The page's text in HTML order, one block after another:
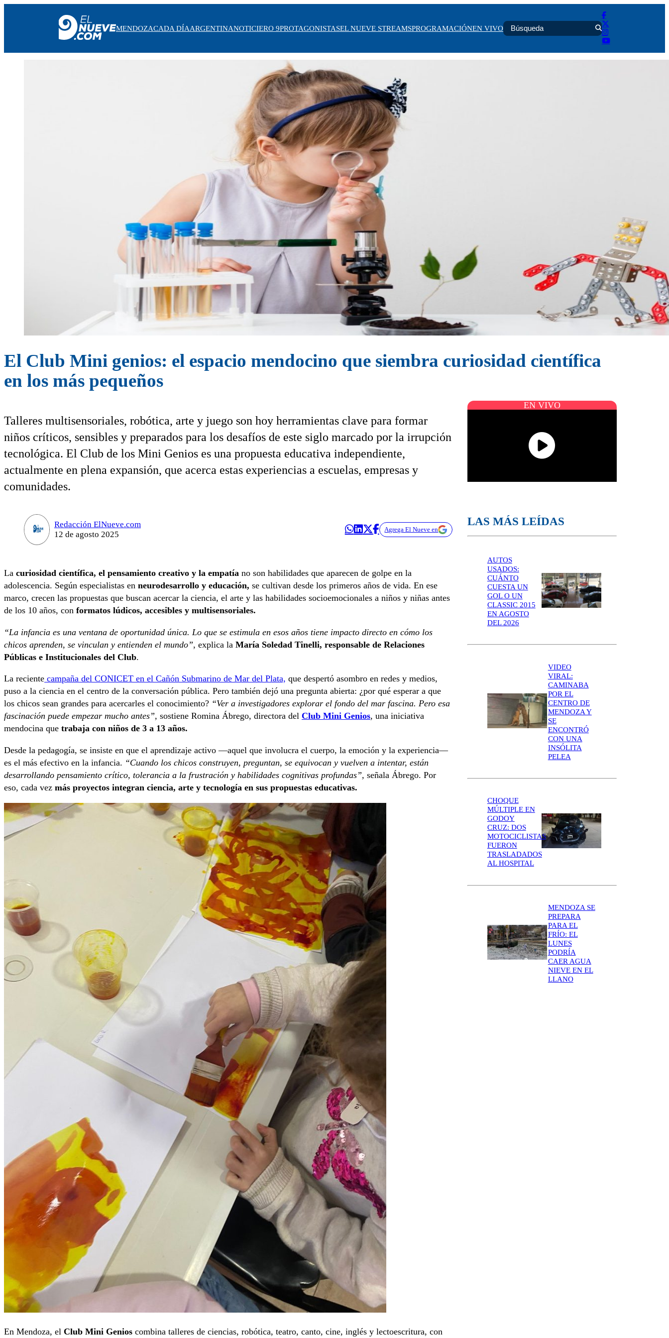
MENDOZACADA DÍAARGENTINANOTICIERO 9PROTAGONISTASEL NUEVE STREAMSPROGRAMACIÓNEN VIVO
El Club Mini genios: el espacio mendocino que siembra curiosidad científica
en los más pequeños
Talleres multisensoriales, robótica, arte y juego son hoy herramientas clave para formar
niños críticos, sensibles y preparados para los desafíos de este siglo marcado por la irrupción
tecnológica. El Club de los Mini Genios es una propuesta educativa independiente,
actualmente en plena expansión, que acerca estas experiencias a escuelas, empresas y
comunidades.
Redacción ElNueve.com
12 de agosto 2025
Agrega El Nueve en
La curiosidad científica, el pensamiento creativo y la empatía no son habilidades que aparecen de golpe en la
adolescencia. Según especialistas en neurodesarrollo y educación, se cultivan desde los primeros años de vida. En ese
marco, crecen las propuestas que buscan acercar la ciencia, el arte y las habilidades socioemocionales a niños y niñas antes
de los 10 años, con formatos lúdicos, accesibles y multisensoriales.
“La infancia es una ventana de oportunidad única. Lo que se estimula en esos años tiene impacto directo en cómo los
chicos aprenden, se vinculan y entienden el mundo”, explica la María Soledad Tinelli, responsable de Relaciones
Públicas e Institucionales del Club.
La reciente campaña del CONICET en el Cañón Submarino de Mar del Plata, que despertó asombro en redes y medios,
puso a la ciencia en el centro de la conversación pública. Pero también dejó una pregunta abierta: ¿por qué esperar a que
los chicos sean grandes para acercarles el conocimiento? “Ver a investigadores explorar el fondo del mar fascina. Pero esa
fascinación puede empezar mucho antes”, sostiene Romina Ábrego, directora del Club Mini Genios, una iniciativa
mendocina que trabaja con niños de 3 a 13 años.
Desde la pedagogía, se insiste en que el aprendizaje activo —aquel que involucra el cuerpo, la emoción y la experiencia—
es el más efectivo en la infancia. “Cuando los chicos construyen, preguntan, se equivocan y vuelven a intentar, están
desarrollando pensamiento crítico, tolerancia a la frustración y habilidades cognitivas profundas”, señala Ábrego. Por
eso, cada vez más proyectos integran ciencia, arte y tecnología en sus propuestas educativas.
En Mendoza, el Club Mini Genios combina talleres de ciencias, robótica, teatro, canto, cine, inglés y lectoescritura, con
EN VIVO
LAS MÁS LEÍDAS
AUTOS
USADOS:
CUÁNTO
CUESTA UN
GOL O UN
CLASSIC 2015
EN AGOSTO
DEL 2026
VIDEO
VIRAL:
CAMINABA
POR EL
CENTRO DE
MENDOZA Y
SE
ENCONTRÓ
CON UNA
INSÓLITA
PELEA
CHOQUE
MÚLTIPLE EN
GODOY
CRUZ: DOS
MOTOCICLISTAS
FUERON
TRASLADADOS
AL HOSPITAL
MENDOZA SE
PREPARA
PARA EL
FRÍO: EL
LUNES
PODRÍA
CAER AGUA
NIEVE EN EL
LLANO